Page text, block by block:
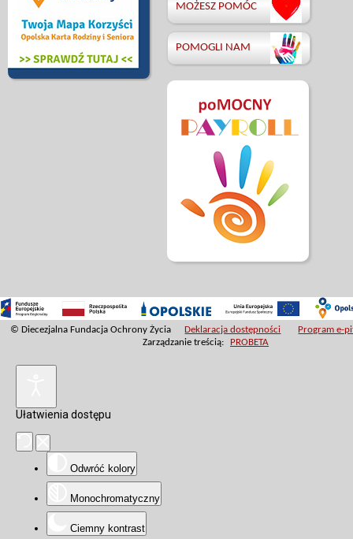
MOŻESZ POMÓC
POMOGLI NAM
© Diecezjalna Fundacja Ochrony Życia Deklaracja dostępności
Program e-
Zarządzanie treścią:
PROBETA
Ułatwienia dostępu
Odwróć kolory
Monochromatyczny
Ciemny kontrast